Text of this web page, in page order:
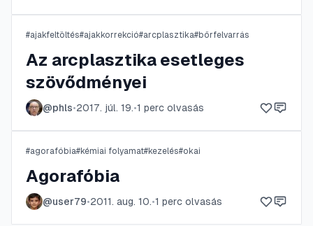
#ajakfeltöltés#ajakkorrekció#arcplasztika#bőrfelvarrás
Az arcplasztika esetleges
szövődményei
@phls•2017. júl. 19.•1 perc olvasás
#agorafóbia#kémiai folyamat#kezelés#okai
Agorafóbia
@user79•2011. aug. 10.•1 perc olvasás